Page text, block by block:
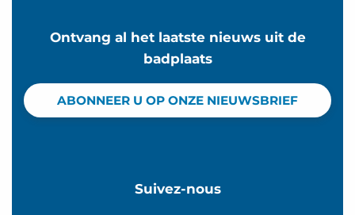
Ontvang al het laatste nieuws uit de
badplaats
ABONNEER U OP ONZE NIEUWSBRIEF
Suivez-nous